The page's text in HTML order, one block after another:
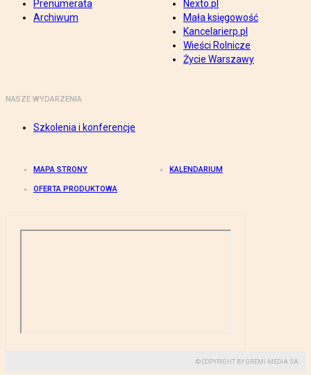
Prenumerata
Archiwum
Nexto.pl
Mała księgowość
Kancelarierp.pl
Wieści Rolnicze
Życie Warszawy
NASZE WYDARZENIA
Szkolenia i konferencje
MAPA STRONY KALENDARIUM
OFERTA PRODUKTOWA
© COPYRIGHT BY GREMI MEDIA SA